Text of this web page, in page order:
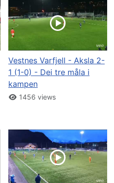
Vestnes Varfjell - Aksla 2-
1 (1-0) - Dei tre måla i
kampen
1456 views